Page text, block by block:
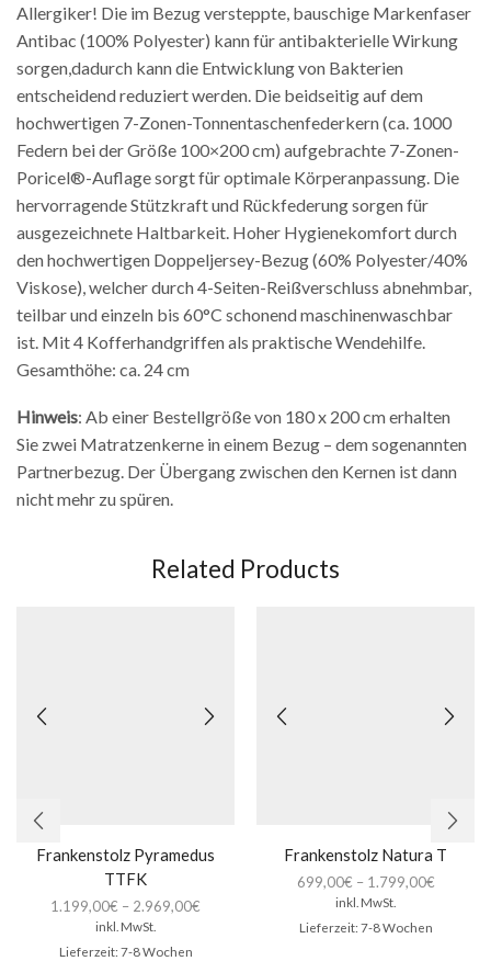
Allergiker! Die im Bezug versteppte, bauschige Markenfaser
Antibac (100% Polyester) kann für antibakterielle Wirkung
sorgen,dadurch kann die Entwicklung von Bakterien
entscheidend reduziert werden. Die beidseitig auf dem
hochwertigen 7-Zonen-Tonnentaschenfederkern (ca. 1000
Federn bei der Größe 100×200 cm) aufgebrachte 7-Zonen-
Poricel®-Auflage sorgt für optimale Körperanpassung. Die
hervorragende Stützkraft und Rückfederung sorgen für
ausgezeichnete Haltbarkeit. Hoher Hygienekomfort durch
den hochwertigen Doppeljersey-Bezug (60% Polyester/40%
Viskose), welcher durch 4-Seiten-Reißverschluss abnehmbar,
teilbar und einzeln bis 60°C schonend maschinenwaschbar
ist. Mit 4 Kofferhandgriffen als praktische Wendehilfe.
Gesamthöhe: ca. 24 cm
Hinweis: Ab einer Bestellgröße von 180 x 200 cm erhalten
Sie zwei Matratzenkerne in einem Bezug – dem sogenannten
Partnerbezug. Der Übergang zwischen den Kernen ist dann
nicht mehr zu spüren.
Related Products
Frankenstolz Pyramedus
TTFK
1.199,00€ – 2.969,00€
inkl. MwSt.
Lieferzeit: 7-8 Wochen
Frankenstolz Natura T
699,00€ – 1.799,00€
inkl. MwSt.
Lieferzeit: 7-8 Wochen